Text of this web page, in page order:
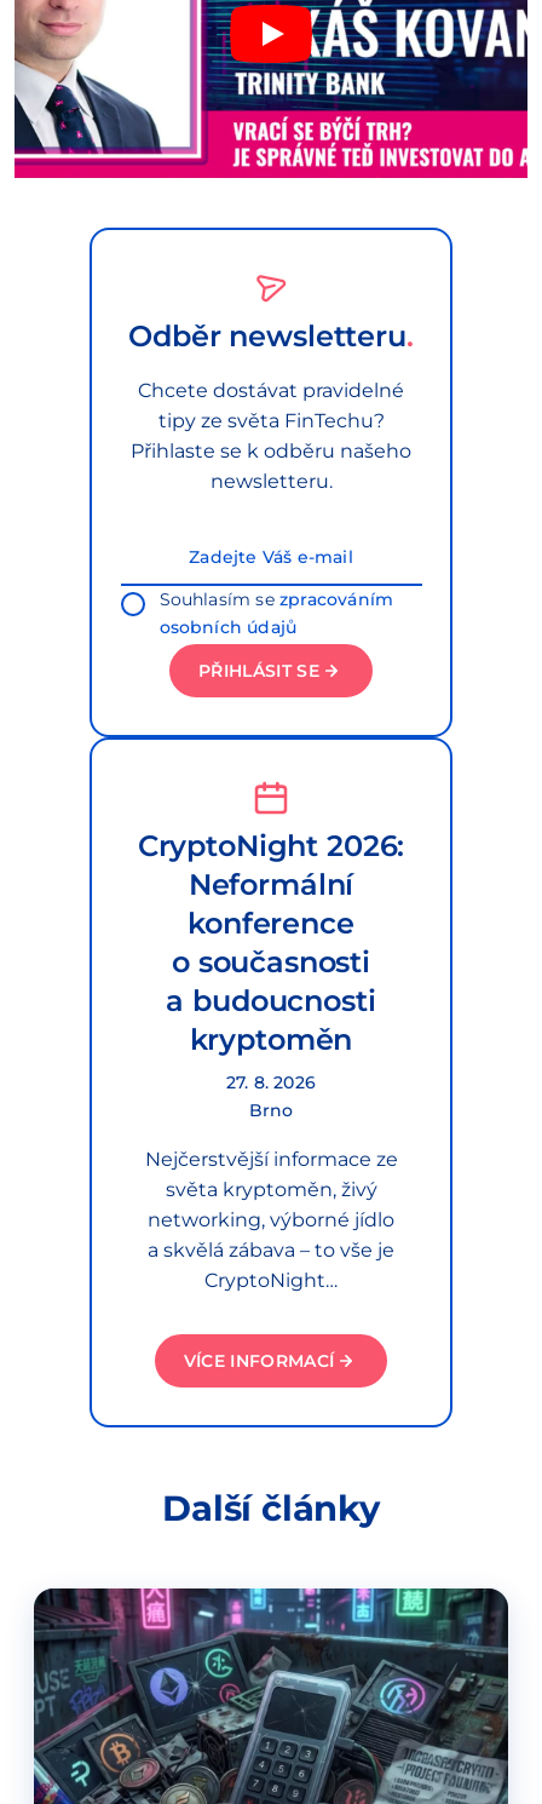
Odběr newsletteru
Chcete dostávat pravidelné
tipy ze světa FinTechu?
Přihlaste se k odběru našeho
newsletteru.
Souhlasím sezpracováním
osobních údajů
PŘIHLÁSIT SE
CryptoNight 2026:
Neformální
konference
o současnosti
a budoucnosti
kryptoměn
27. 8. 2026
Brno
Nejčerstvější informace ze
světa kryptoměn, živý
networking, výborné jídlo
a skvělá zábava – to vše je
CryptoNight…
VÍCE INFORMACÍ
Další články